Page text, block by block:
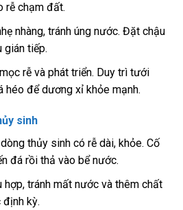
rễ chạm đất.
nhàng, tránh úng nước. Đặt chậu
gián tiếp.
rễ và phát triển. Duy trì tưới
héo để dương xỉ khỏe mạnh.
sinh
thủy sinh có rễ dài, khỏe. Cố
đá rồi thả vào bể nước.
tránh mất nước và thêm chất
kỳ.